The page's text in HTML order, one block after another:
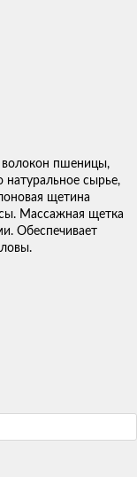
волокон пшеницы,
натуральное сырье,
щетина
Массажная щетка
Обеспечивает